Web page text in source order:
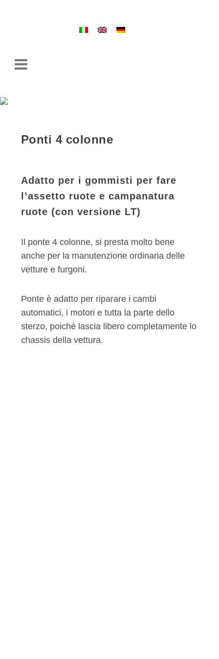
Ponti 4 colonne
Adatto per i gommisti per fare
l’assetto ruote e campanatura
ruote (con versione LT)
Il ponte 4 colonne, si presta molto bene
anche per la manutenzione ordinaria delle
vetture e furgoni.
Ponte è adatto per riparare i cambi
automatici, i motori e tutta la parte dello
sterzo, poiché lascia libero completamente lo
chassis della vettura.